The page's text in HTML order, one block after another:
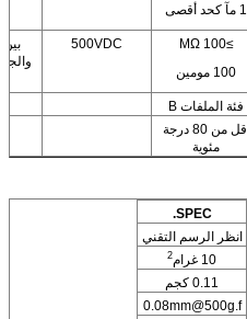
1 مآ كحد أقصى
≥100 MΩ
100 مومين
500VDC
بين
فئة الملفات B
أقل من 80 درجة
مئوية
SPEC.
انظر الرسم التقني
10 غرام 2
0.11 كجم
0.08mm@500g.f